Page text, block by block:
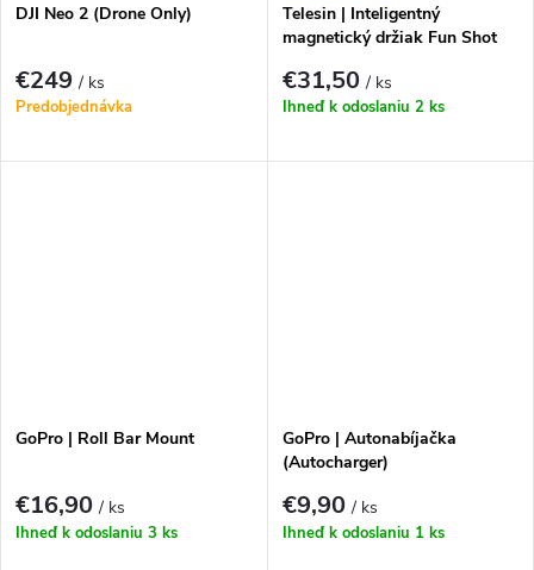
DJI Neo 2 (Drone Only)
€249/ ks
Predobjednávka
Telesin | Inteligentný
magnetický držiak Fun Shot
€31,50/ ks
Ihneď k odoslaniu 2 ks
GoPro | Roll Bar Mount
€16,90/ ks
Ihneď k odoslaniu 3 ks
GoPro | Autonabíjačka
(Autocharger)
€9,90/ ks
Ihneď k odoslaniu 1 ks